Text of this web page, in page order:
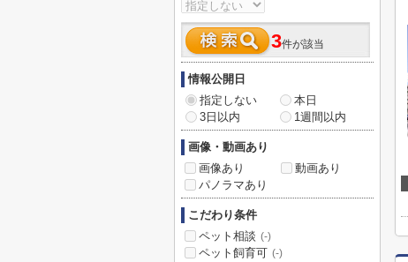
3件が該当
情報公開日
指定しない
本日
3日以内
1週間以内
画像・動画あり
画像あり
動画あり
パノラマあり
こだわり条件
ペット相談 (-)
ペット飼育可 (-)